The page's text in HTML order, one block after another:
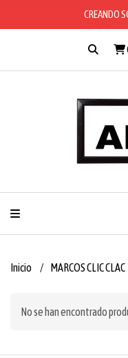
CREANDO
Inicio MARCOS CLIC CLAC
No se han encontrado